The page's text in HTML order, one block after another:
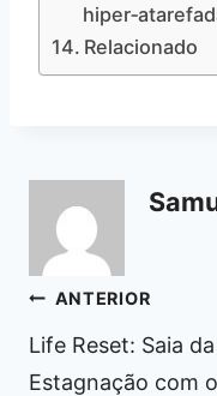
Relacionado
Navegação
de
Post
ANTERIOR
Life Reset: Saia da
Estagnação com o